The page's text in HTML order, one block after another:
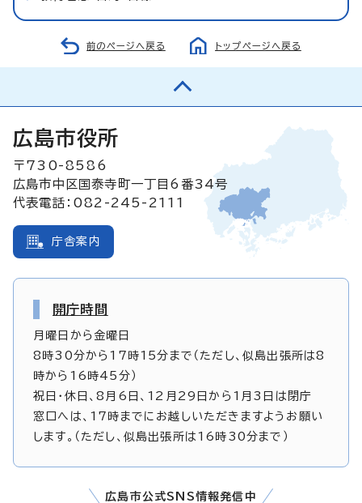
前のページへ戻る トップページへ戻る
広島市役所
〒730-8586
広島市中区国泰寺町一丁目6番34号
代表電話：082-245-2111
庁舎案内
開庁時間
月曜日から金曜日
8時30分から17時15分まで（ただし、似島出張所は8
時から16時45分）
祝日・休日、8月6日、12月29日から1月3日は閉庁
窓口へは、17時までにお越しいただきますようお願い
します。（ただし、似島出張所は16時30分まで）
広島市公式SNS情報発信中